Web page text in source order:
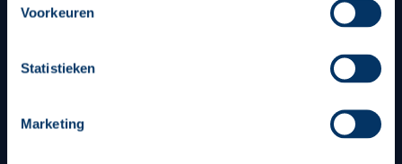
Voorkeuren
Statistieken
Marketing